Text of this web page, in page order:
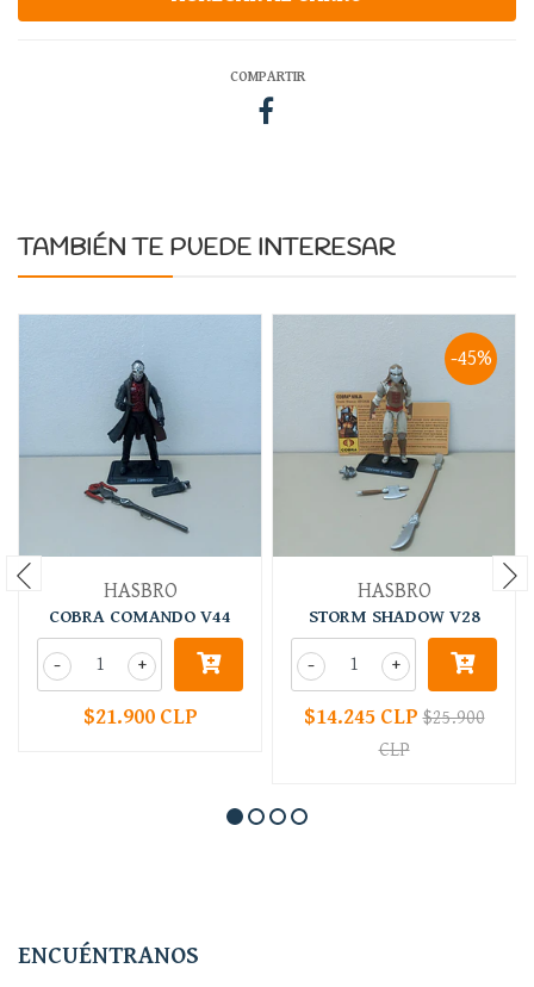
COMPARTIR
TAMBIÉN TE PUEDE INTERESAR
HASBRO
COBRA COMANDO V44
+
-
$21.900 CLP
-45%
HASBRO
STORM SHADOW V28
+
-
$14.245 CLP$25.900
CLP
ENCUÉNTRANOS